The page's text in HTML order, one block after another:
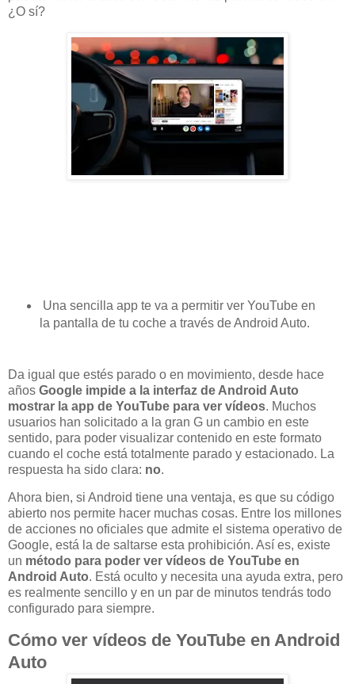
¿O sí?
Una sencilla app te va a permitir ver YouTube en
la pantalla de tu coche a través de Android Auto.
Da igual que estés parado o en movimiento, desde hace
años Google impide a la interfaz de Android Auto
mostrar la app de YouTube para ver vídeos. Muchos
usuarios han solicitado a la gran G un cambio en este
sentido, para poder visualizar contenido en este formato
cuando el coche está totalmente parado y estacionado. La
respuesta ha sido clara: no.
Ahora bien, si Android tiene una ventaja, es que su código
abierto nos permite hacer muchas cosas. Entre los millones
de acciones no oficiales que admite el sistema operativo de
Google, está la de saltarse esta prohibición. Así es, existe
un método para poder ver vídeos de YouTube en
Android Auto. Está oculto y necesita una ayuda extra, pero
es realmente sencillo y en un par de minutos tendrás todo
configurado para siempre.
Cómo ver vídeos de YouTube en Android
Auto